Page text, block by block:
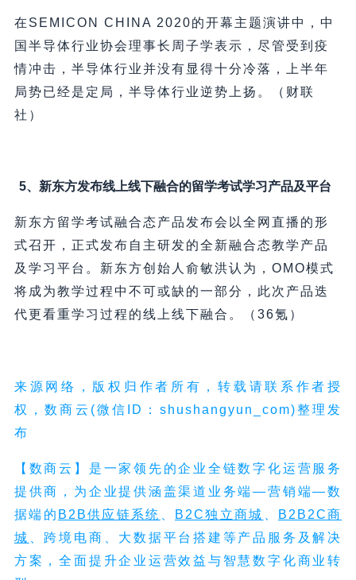
在SEMICON CHINA 2020的开幕主题演讲中，中
国半导体行业协会理事长周子学表示，尽管受到疫
情冲击，半导体行业并没有显得十分冷落，上半年
局势已经是定局，半导体行业逆势上扬。（财联
社）
5、新东方发布线上线下融合的留学考试学习产品及平台
新东方留学考试融合态产品发布会以全网直播的形
式召开，正式发布自主研发的全新融合态教学产品
及学习平台。新东方创始人俞敏洪认为，OMO模式
将成为教学过程中不可或缺的一部分，此次产品迭
代更看重学习过程的线上线下融合。（36氪）
来源网络，版权归作者所有，转载请联系作者授
权，数商云(微信ID：shushangyun_com)整理发
布
【数商云】 是一家领先的企业全链数字化运营服务
提供商，为企业提供涵盖渠道业务端—营销端—数
据端的 B2B供应链系统 B2C独立商城
B2B2C商
城
、跨境电商、大数据平台搭建等产品服务及解决
方案，全面提升企业运营效益与智慧数字化商业转